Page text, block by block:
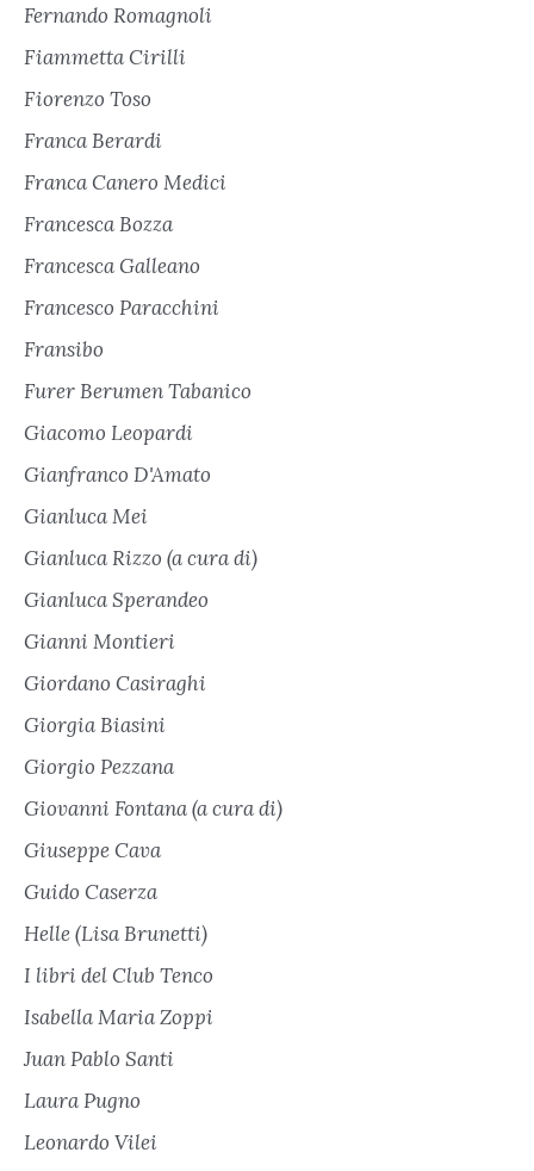
Fernando Romagnoli
Fiammetta Cirilli
Fiorenzo Toso
Franca Berardi
Franca Canero Medici
Francesca Bozza
Francesca Galleano
Francesco Paracchini
Fransibo
Furer Berumen Tabanico
Giacomo Leopardi
Gianfranco D'Amato
Gianluca Mei
Gianluca Rizzo (a cura di)
Gianluca Sperandeo
Gianni Montieri
Giordano Casiraghi
Giorgia Biasini
Giorgio Pezzana
Giovanni Fontana (a cura di)
Giuseppe Cava
Guido Caserza
Helle (Lisa Brunetti)
I libri del Club Tenco
Isabella Maria Zoppi
Juan Pablo Santi
Laura Pugno
Leonardo Vilei